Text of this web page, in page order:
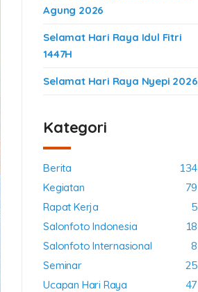
Agung 2026
Selamat Hari Raya Idul Fitri
1447H
Selamat Hari Raya Nyepi 2026
Kategori
Berita
134
Kegiatan
79
Rapat Kerja
5
Salonfoto Indonesia
18
Salonfoto Internasional
8
Seminar
25
Ucapan Hari Raya
47